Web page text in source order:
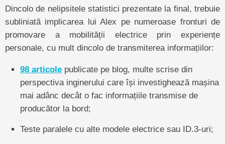
Dincolo de nelipsitele statistici prezentate la final, trebuie
subliniată implicarea lui Alex pe numeroase fronturi de
promovare a mobilității electrice prin experiențe
personale, cu mult dincolo de transmiterea informațiilor:
98 articole publicate pe blog, multe scrise din
perspectiva inginerului care își investighează mașina
mai adânc decât o fac informațiile transmise de
producător la bord;
Teste paralele cu alte modele electrice sau ID.3-uri;